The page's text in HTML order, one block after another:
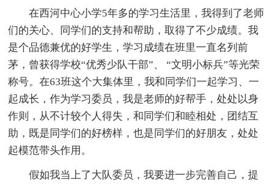
在西河中心小学5年多的学习生活里，我得到了老师
们的关心、同学们的支持和帮助，取得了不少成绩。我
是个品德兼优的好学生，学习成绩在班里一直名列前
茅，曾获得学校“优秀少队干部”、 “文明小标兵”等光荣
称号。在63班这个大集体里，我和同学们一起学习、一
起成长，作为学习委员，我是老师的好帮手，处处以身
作则，从不计较个人得失，和同学们和睦相处，团结互
助，既是同学们的好榜样，也是同学们的好朋友，处处
起模范带头作用。
假如我当上了大队委员，我要进一步完善自己，提